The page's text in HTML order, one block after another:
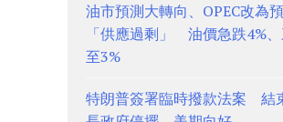
油市預測大轉向、OPEC改為
「供應過剩」 油價急跌4%
至3%
特朗普簽署臨時撥款法案 結